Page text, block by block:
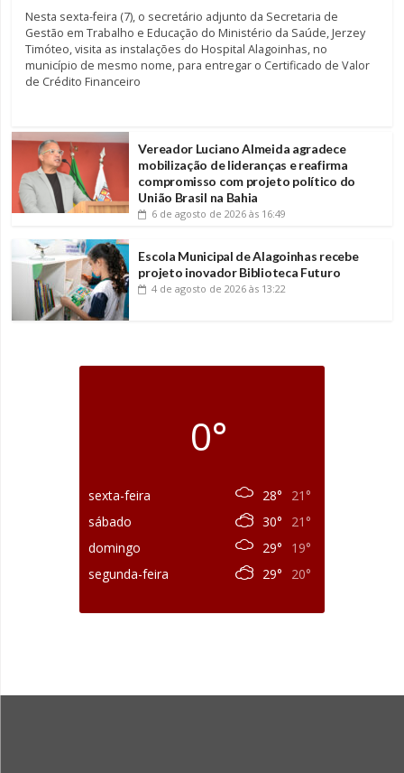
Nesta sexta-feira (7), o secretário adjunto da Secretaria de
Gestão em Trabalho e Educação do Ministério da Saúde, Jerzey
Timóteo, visita as instalações do Hospital Alagoinhas, no
município de mesmo nome, para entregar o Certificado de Valor
de Crédito Financeiro
Vereador Luciano Almeida agradece
mobilização de lideranças e reafirma
compromisso com projeto político do
União Brasil na Bahia
6 de agosto de 2026 às 16:49
Escola Municipal de Alagoinhas recebe
projeto inovador Biblioteca Futuro
4 de agosto de 2026 às 13:22
0°
sexta-feira 28°
21°
sábado
30°
21°
domingo
29°
19°
segunda-feira
29° 20°